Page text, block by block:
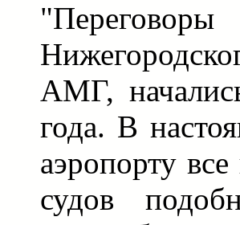
АМГ,
года. В
аэропорту
судов